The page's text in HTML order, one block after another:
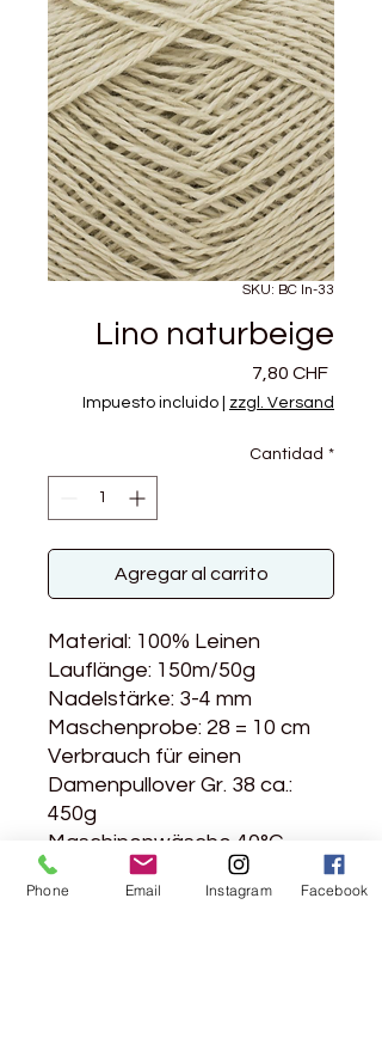
SKU: BC ln-33
Lino naturbeige
7,80 CHFPrecio
Impuesto incluido zzgl. Versand
Cantidad *
Agregar al carrito
Material: 100% Leinen
Lauflänge: 150m/50g
Nadelstärke: 3-4 mm
Maschenprobe: 28 = 10 cm
Verbrauch für einen
Damenpullover Gr. 38 ca.:
450g
Maschinenwäsche 40°C
Phone Email Instagram Facebook